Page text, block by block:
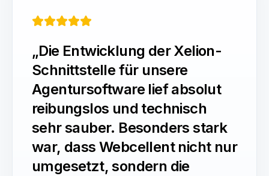
„Die Entwicklung der Xelion-
Schnittstelle für unsere
Agentursoftware lief absolut
reibungslos und technisch
sehr sauber. Besonders stark
war, dass Webcellent nicht nur
umgesetzt, sondern die